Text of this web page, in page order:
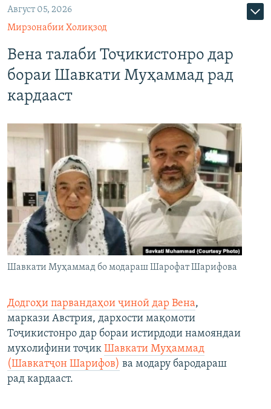
Август 05, 2026
Мирзонабии Холиқзод
Вена талаби Тоҷикистонро дар
бораи Шавкати Муҳаммад рад
кардааст
Шавкати Муҳаммад бо модараш Шарофат Шарифова
Додгоҳи парвандаҳои ҷиноӣ дар Вена,
маркази Австрия, дархости мақомоти
Тоҷикистонро дар бораи истирдоди намояндаи
мухолифини тоҷик Шавкати Муҳаммад
(Шавкатҷон Шарифов) ва модару бародараш
рад кардааст.